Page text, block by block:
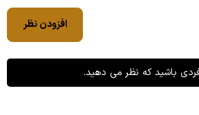
افزودن نظر
فردی باشید که نظر می دهید.